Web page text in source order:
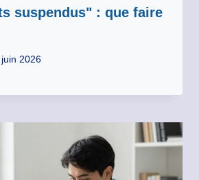
suspendus" : que faire
juin 2026